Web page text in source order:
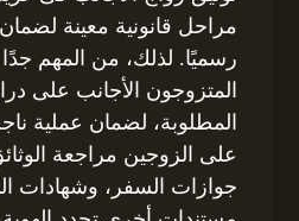
مراحل قانونية معينة
رسميًا. لذلك، من المهم
المتزوجون الأجانب على
المطلوبة، لضمان عملية
على الزوجين مراجعة
جوازات السفر، وشهادات